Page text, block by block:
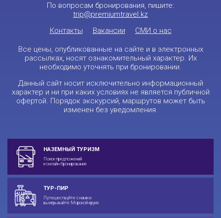
По вопросам бронирования, пишите:
trip@premiumtravel.kz
Контакты
Вакансии СМИ о нас
Все цены, опубликованные на сайте и в электронных
рассылках, носят ознакомительный характер. Их
необходимо уточнять при бронировании.
Данный сайт носит исключительно информационный
характер и ни при каких условиях не является публичной
офертой. Порядок экскурсий, маршрутов может быть
изменен без уведомления.
НАЗЕМНЫЙ ТУРИЗМ
Поиск предложений
и онлайн-бронирование
ТУР-ПИР
Путешествуйте с нами и
выигрывайте Морской круиз